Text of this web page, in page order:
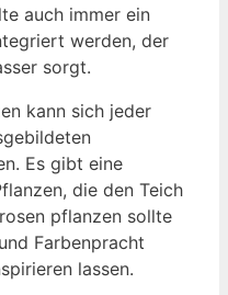
auch immer ein
werden, der
sorgt.
kann sich jeder
Es gibt eine
die den Teich
pflanzen sollte
Farbenpracht
lassen.